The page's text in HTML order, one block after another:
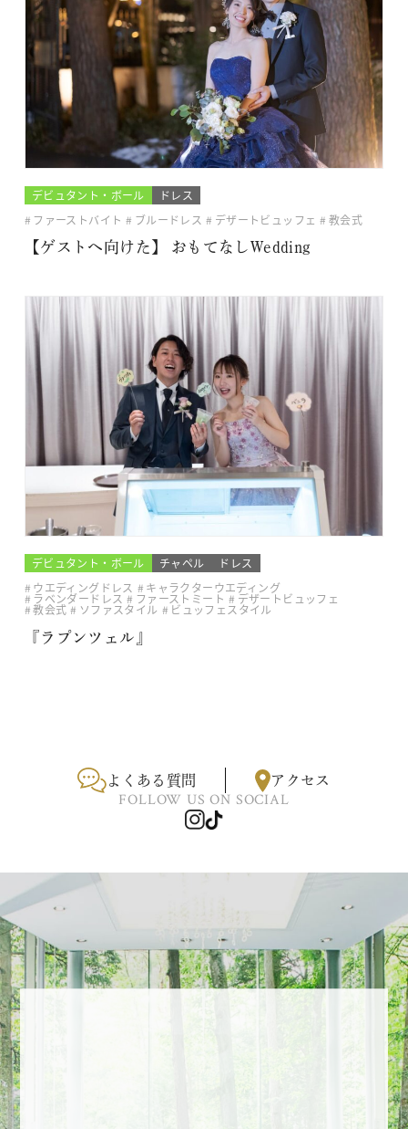
デビュタント・ボール
ドレス
ファーストバイト
ブルードレス デザートビュッフェ
教会式
【ゲストへ向けた】 おもてなしWedding
デビュタント・ボール チャペル
ドレス
ウエディングドレス
キャラクターウエディング
ラベンダードレス ファーストミート デザートビュッフェ
教会式 ソファスタイル
ビュッフェスタイル
『ラプンツェル』
よくある質問 アクセス
FOLLOW US ON SOCIAL